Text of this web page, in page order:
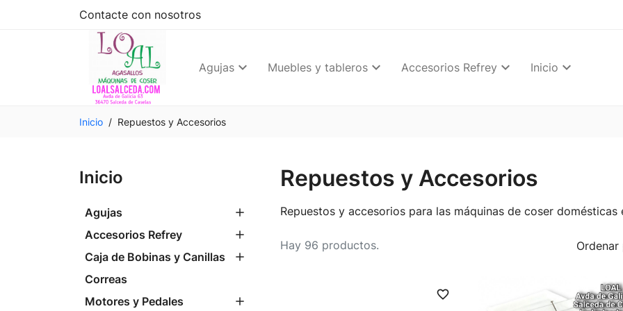
Contacte con nosotros
Agujas Muebles y tableros Accesorios Refrey Inicio
Inicio Repuestos y Accesorios
Inicio
Agujas
Accesorios Refrey
Caja de Bobinas y Canillas
Correas
Motores y Pedales
Repuestos y Accesorios
Repuestos y accesorios para las máquinas de coser domésticas
Hay 96 productos. Ordenar
favorite_border